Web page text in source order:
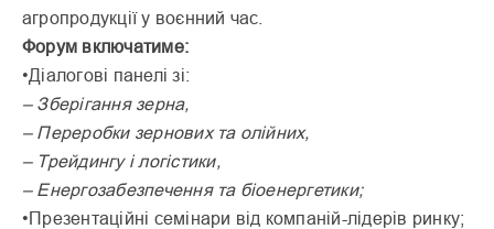
агропродукції у воєнний час.
Форум включатиме:
•Діалогові панелі зі:
– Зберігання зерна,
– Переробки зернових та олійних,
– Трейдингу і логістики,
– Енергозабезпечення та біоенергетики;
•Презентаційні семінари від компаній-лідерів ринку;